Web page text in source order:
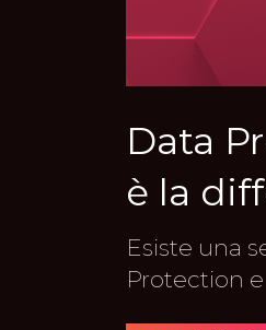
Data
è la
Esiste una
Protection